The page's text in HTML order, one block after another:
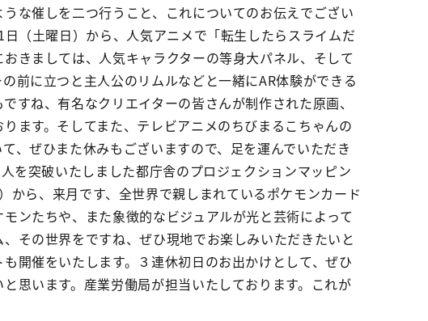
な催しを二つ行うこと、これについてのお伝えでござい
（土曜日）から、人気アニメで「転生したらスライムだ
きましては、人気キャラクターの等身大パネル、そして
前に立つと主人公のリムルなどと一緒にAR体験ができる
すね、有名なクリエイターの皆さんが制作された原画、
ます。そしてまた、テレビアニメのちびまるこちゃんの
、ぜひまた休みもございますので、足を運んでいただき
を突破いたしました都庁舎のプロジェクションマッピン
ら、来月です、全世界で親しまれているポケモンカード
ンたちや、また象徴的なビジュアルが光と芸術によって
その世界をですね、ぜひ現地でお楽しみいただきたいと
開催をいたします。３連休初日のお出かけとして、ぜひ
思います。産業労働局が担当いたしております。これが